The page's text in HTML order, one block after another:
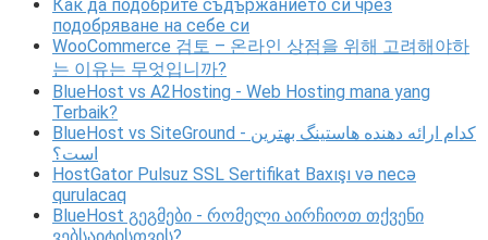
Как да подобрите съдържанието си чрез
подобряване на себе си
WooCommerce 검토 – 온라인 상점을 위해 고려해야하
는 이유는 무엇입니까?
BlueHost vs A2Hosting - Web Hosting mana yang
Terbaik?
BlueHost vs SiteGround - کدام ارائه دهنده هاستینگ بهترین
است؟
HostGator Pulsuz SSL Sertifikat Baxışı və necə
qurulacaq
BlueHost გეგმები - რომელი აირჩიოთ თქვენი
ვებსაიტისთვის?